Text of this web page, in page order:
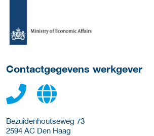
Contactgegevens werkgever
Bezuidenhoutseweg 73
2594 AC Den Haag